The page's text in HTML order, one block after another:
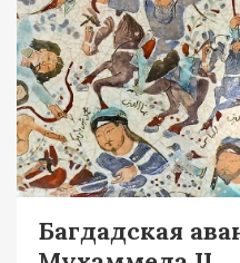
Багдадская